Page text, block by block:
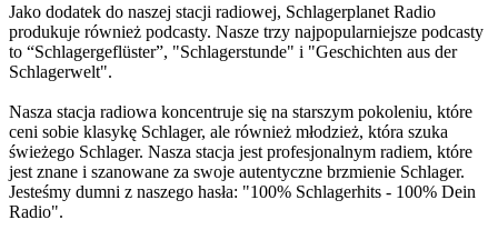
Jako dodatek do naszej stacji radiowej, Schlagerplanet Radio
produkuje również podcasty. Nasze trzy najpopularniejsze podcasty
to “Schlagergeflüster”, "Schlagerstunde" i "Geschichten aus der
Schlagerwelt".
Nasza stacja radiowa koncentruje się na starszym pokoleniu, które
ceni sobie klasykę Schlager, ale również młodzież, która szuka
świeżego Schlager. Nasza stacja jest profesjonalnym radiem, które
jest znane i szanowane za swoje autentyczne brzmienie Schlager.
Jesteśmy dumni z naszego hasła: "100% Schlagerhits - 100% Dein
Radio".